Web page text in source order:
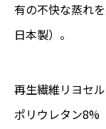
有の不快な蒸れ
日本製）。
再生繊維リヨセ
ポリウレタン8%